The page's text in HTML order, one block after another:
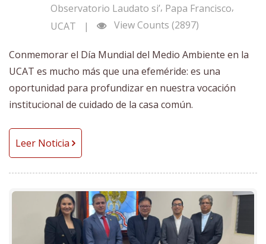
Observatorio Laudato si’, Papa Francisco,
UCAT
| View Counts (2897)
Conmemorar el Día Mundial del Medio Ambiente en la
UCAT es mucho más que una efeméride: es una
oportunidad para profundizar en nuestra vocación
institucional de cuidado de la casa común.
Leer Noticia